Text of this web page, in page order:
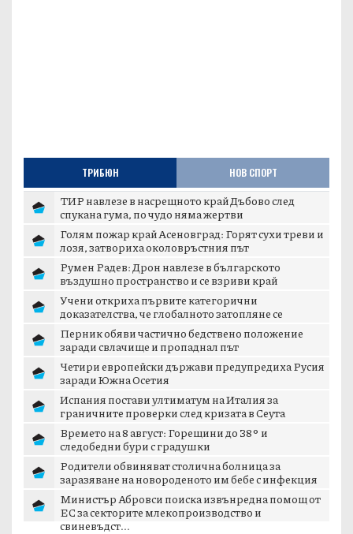
ТРИБЮН НОВ СПОРТ
ТИР навлезе в насрещното край Дъбово след
спукана гума, по чудо няма жертви
Голям пожар край Асеновград: Горят сухи треви и
лозя, затвориха околовръстния път
Румен Радев: Дрон навлезе в българското
въздушно пространство и се взриви край
Учени откриха първите категорични
доказателства, че глобалното затопляне се
Перник обяви частично бедствено положение
заради свлачище и пропаднал път
Четири европейски държави предупредиха Русия
заради Южна Осетия
Испания постави ултиматум на Италия за
граничните проверки след кризата в Сеута
Времето на 8 август: Горещини до 38° и
следобедни бури с градушки
Родители обвиняват столична болница за
заразяване на новороденото им бебе с инфекция
Министър Абровси поиска извънредна помощ от
ЕС за секторите млекопроизводство и
свиневъдст...